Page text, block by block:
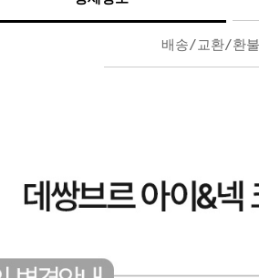
배송/교환/환